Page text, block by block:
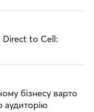
Direct to Cell:
бізнесу варто
аудиторію